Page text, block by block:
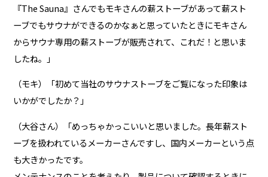
『The Sauna』さんでもモキさんの薪ストーブがあって薪スト
ーブでもサウナができるのかなぁと思っていたときにモキさん
からサウナ専用の薪ストーブが販売されて、これだ！と思いま
したね。」
（モキ）「初めて当社のサウナストーブをご覧になった印象は
いかがでしたか？」
（大谷さん）「めっちゃかっこいいと思いました。長年薪スト
ーブを扱われているメーカーさんですし、国内メーカーという点
も大きかったです。